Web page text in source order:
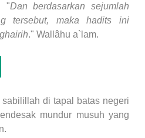
"Dan berdasarkan sejumlah
tersebut, maka hadits ini
." Wallâhu a`lam.
di tapal batas negeri
mundur musuh yang